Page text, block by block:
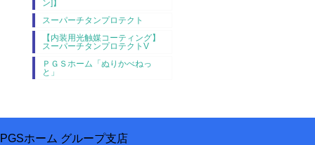
ン]】
スーパーチタンプロテクト
【内装用光触媒コーティング】
スーパーチタンプロテクトV
ＰＧＳホーム「ぬりかべねっ
と」
PGSホーム グループ支店